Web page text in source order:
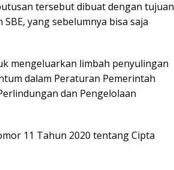
tersebut dibuat dengan tujuan
yang sebelumnya bisa saja
mengeluarkan limbah penyulingan
dalam Peraturan Pemerintah
dan Pengelolaan
11 Tahun 2020 tentang Cipta